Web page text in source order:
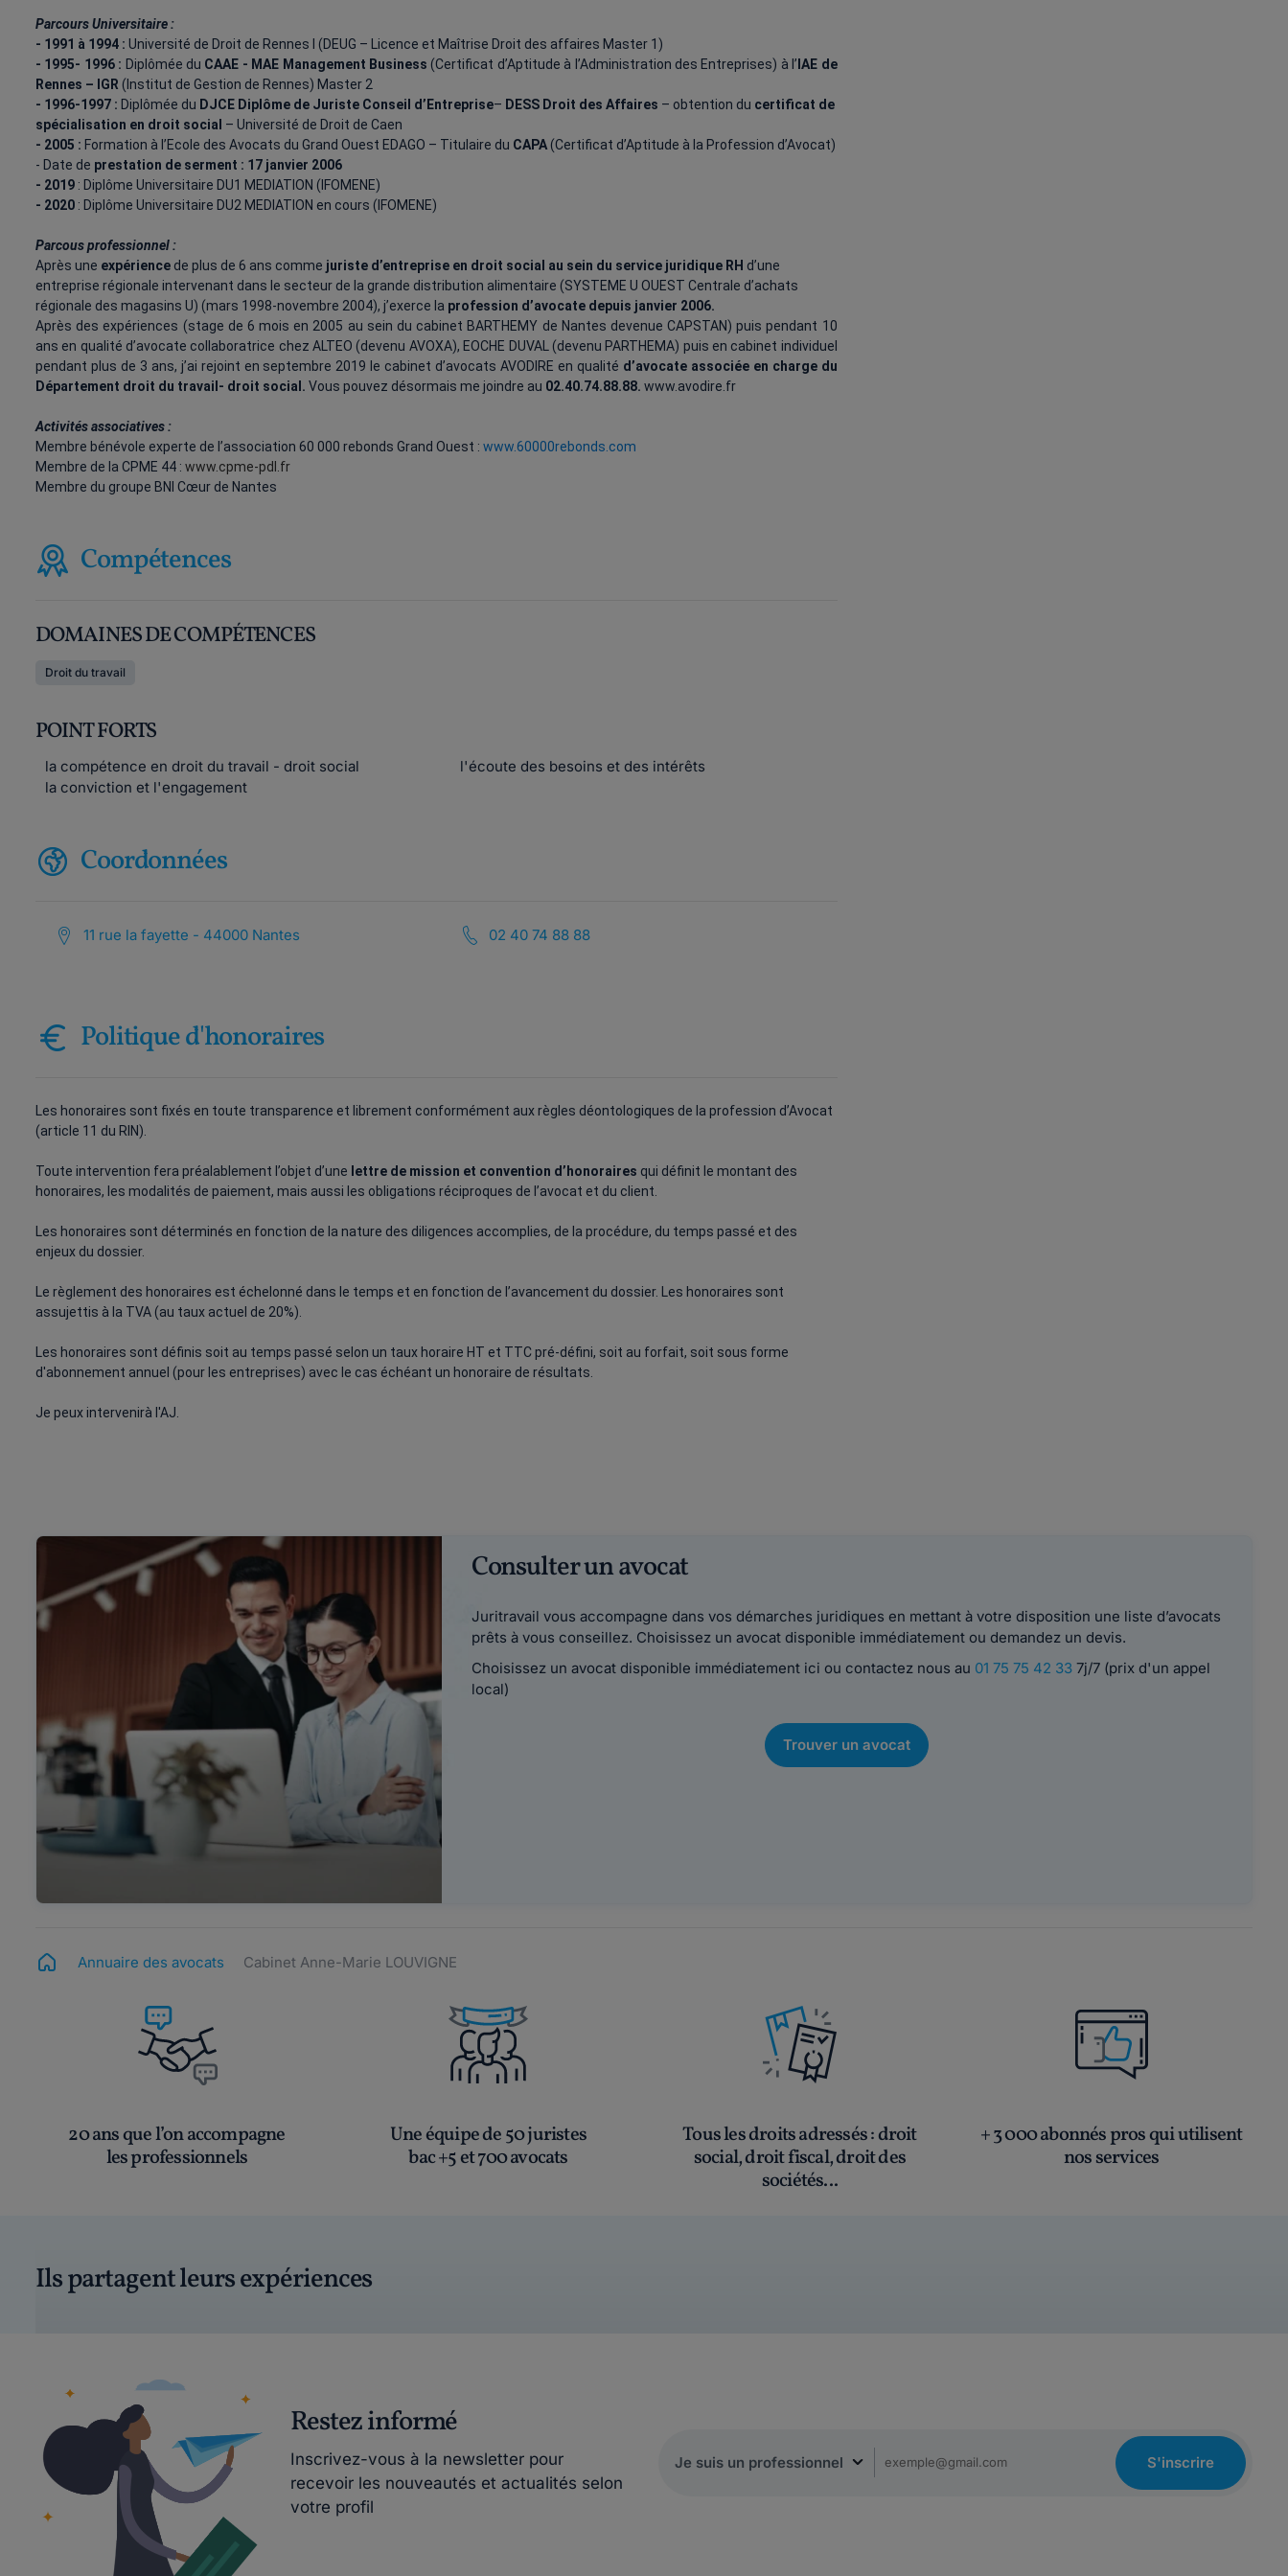
Parcours Universitaire :
- 1991 à 1994 : Université de Droit de Rennes I (DEUG – Licence et Maîtrise Droit des affaires Master 1)
- 1995- 1996 : Diplômée du CAAE - MAE Management Business(Certificat d’Aptitude à l’Administration des Entreprises) à l’ IAE de
Rennes – IGR (Institut de Gestion de Rennes) Master 2
- 1996-1997 : Diplômée du DJCE Diplôme de Juriste Conseil d’Entreprise– DESS Droit des Affaires – obtention du certificat de
spécialisation en droit social – Université de Droit de Caen
- 2005 : Formation à l’Ecole des Avocats du Grand Ouest EDAGO – Titulaire du CAPA(Certificat d’Aptitude à la Profession d’Avocat)
- Date de prestation de serment : 17 janvier 2006
- 2019 : Diplôme Universitaire DU1 MEDIATION (IFOMENE)
- 2020 : Diplôme Universitaire DU2 MEDIATION en cours (IFOMENE)
Parcous professionnel :
Après une expérience de plus de 6 ans comme juriste d’entreprise en droit social au sein du service juridique RH d’une
entreprise régionale intervenant dans le secteur de la grande distribution alimentaire (SYSTEME U OUEST Centrale d’achats
régionale des magasins U) (mars 1998-novembre 2004), j’exerce la profession d’avocate depuis janvier 2006.
Après des expériences (stage de 6 mois en 2005 au sein du cabinet BARTHEMY de Nantes devenue CAPSTAN) puis pendant 10
ans en qualité d’avocate collaboratrice chez ALTEO (devenu AVOXA), EOCHE DUVAL (devenu PARTHEMA) puis en cabinet individuel
pendant plus de 3 ans, j’ai rejoint en septembre 2019 le cabinet d’avocats AVODIRE en qualité d’avocate associée en charge du
Département droit du travail- droit social. Vous pouvez désormais me joindre au 02.40.74.88.88. www.avodire.fr
Activités associatives :
Membre bénévole experte de l’association 60 000 rebonds Grand Ouest : www.60000rebonds.com
Membre de la CPME 44 : www.cpme-pdl.fr
Membre du groupe BNI Cœur de Nantes
Compétences
DOMAINES DE COMPÉTENCES
Droit du travail
POINT FORTS
la compétence en droit du travail - droit social
l'écoute des besoins et des intérêts
la conviction et l'engagement
Coordonnées
11 rue la fayette - 44000 Nantes 02 40 74 88 88
Politique d'honoraires
Les honoraires sont fixés en toute transparence et librement conformément aux règles déontologiques de la profession d’Avocat
(article 11 du RIN).
Toute intervention fera préalablement l’objet d’une lettre de mission et convention d’honoraires qui définit le montant des
honoraires, les modalités de paiement, mais aussi les obligations réciproques de l’avocat et du client.
Les honoraires sont déterminés en fonction de la nature des diligences accomplies, de la procédure, du temps passé et des
enjeux du dossier.
Le règlement des honoraires est échelonné dans le temps et en fonction de l’avancement du dossier. Les honoraires sont
assujettis à la TVA (au taux actuel de 20%).
Les honoraires sont définis soit au temps passé selon un taux horaire HT et TTC pré-défini, soit au forfait, soit sous forme
d'abonnement annuel (pour les entreprises) avec le cas échéant un honoraire de résultats.
Je peux intervenirà l'AJ.
Consulter un avocat
Juritravail vous accompagne dans vos démarches juridiques en mettant à votre disposition une liste d’avocats
prêts à vous conseillez. Choisissez un avocat disponible immédiatement ou demandez un devis.
Choisissez un avocat disponible immédiatement ici ou contactez nous au 01 75 75 42 337j/7 (prix d'un appel
local)
Trouver un avocat
Annuaire des avocats Cabinet Anne-Marie LOUVIGNE
20 ans que l’on accompagne
les professionnels
Une équipe de 50 juristes
bac +5 et 700 avocats
Tous les droits adressés: droit
social, droit fiscal, droit des
sociétés...
+ 3 000 abonnés pros qui utilisent
nos services
Ils partagent leurs expériences
Restez informé
Inscrivez-vous à la newsletter pour
recevoir les nouveautés et actualités selon
votre profil
S'inscrire